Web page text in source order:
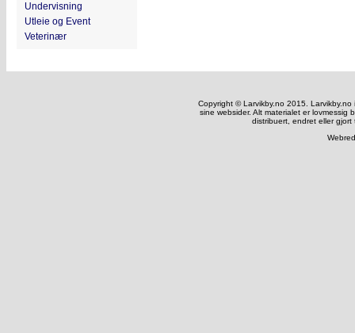
Undervisning
Utleie og Event
Veterinær
Copyright © Larvikby.no 2015.
sine websider. Alt materialet er
distribuert, endret eller